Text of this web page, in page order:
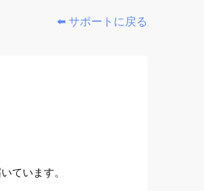
⬅️ サポートに戻る
ています。